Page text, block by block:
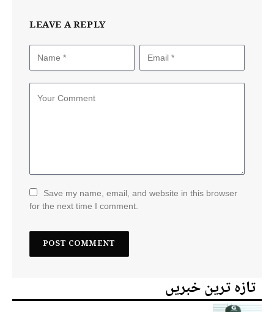
LEAVE A REPLY
Save my name, email, and website in this browser
for the next time I comment.
تازہ ترین خبریں